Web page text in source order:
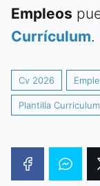
Empleos
Currículum.
Cv 2026
Plantilla Curriculum